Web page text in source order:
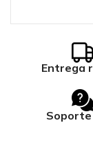
Entrega
Soporte